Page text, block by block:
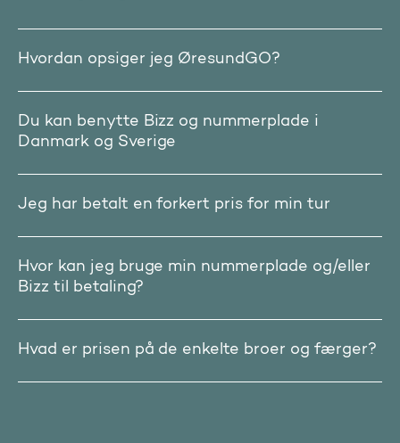
Hvordan opsiger jeg ØresundGO?
Du kan benytte Bizz og nummerplade i
Danmark og Sverige
Jeg har betalt en forkert pris for min tur
Hvor kan jeg bruge min nummerplade og/eller
Bizz til betaling?
Hvad er prisen på de enkelte broer og færger?